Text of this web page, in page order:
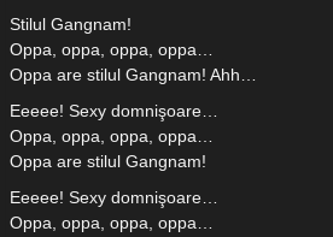
Stilul Gangnam!
Oppa, oppa, oppa, oppa…
Oppa are stilul Gangnam! Ahh…
Eeeee! Sexy domnişoare…
Oppa, oppa, oppa, oppa…
Oppa are stilul Gangnam!
Eeeee! Sexy domnişoare…
Oppa, oppa, oppa, oppa…